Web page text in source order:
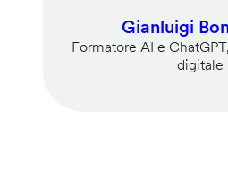
Gianluigi
Formatore AI e
digitale